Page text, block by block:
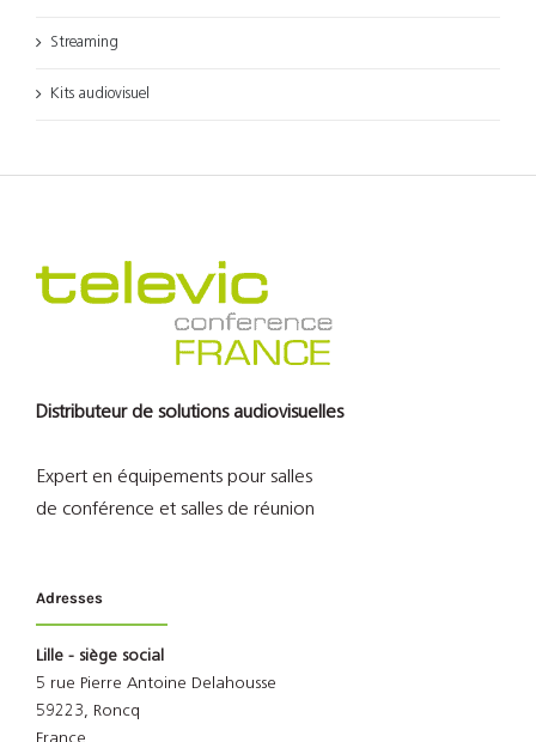
Streaming
Kits audiovisuel
Distributeur de solutions audiovisuelles
Expert en équipements pour salles
de conférence et salles de réunion
Adresses
Lille - siège social
5 rue Pierre Antoine Delahousse
59223, Roncq